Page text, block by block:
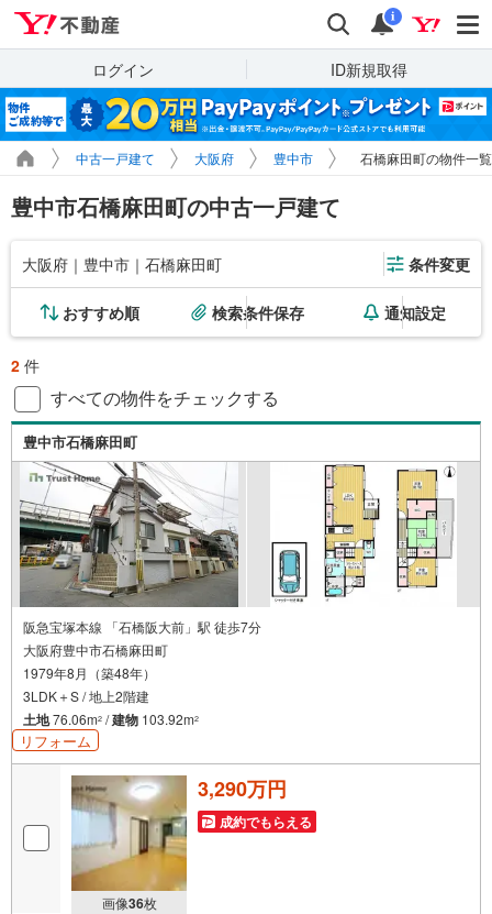
検索 通知
i
ログイン ID新規取得
中古一戸建て 大阪府 豊中市 石橋麻田町の物件一覧
豊中市石橋麻田町の中古一戸建て
大阪府｜豊中市｜石橋麻田町 条件変更
おすすめ順 検索条件保存 通知設定
2 件
すべての物件をチェックする
豊中市石橋麻田町
阪急宝塚本線 「石橋阪大前」駅 徒歩7分
大阪府豊中市石橋麻田町
1979年8月（築48年）
3LDK＋S / 地上2階建
土地76.06m2 /建物 103.92m2
リフォーム
画像36枚
3,290万円
成約でもらえる